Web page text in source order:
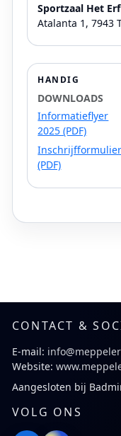
Sportzaal Het Erf
Atalanta 1, 7943
HANDIG
DOWNLOADS
Informatieflyer
2025 (PDF)
Inschrijfformulier
(PDF)
CONTACT &
E-mail:
Website:
Aangesloten bij
VOLG ONS